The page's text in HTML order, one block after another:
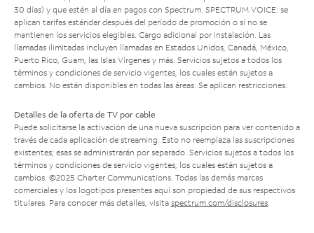
30 días) y que estén al día en pagos con Spectrum. SPECTRUM VOICE: se
aplican tarifas estándar después del período de promoción o si no se
mantienen los servicios elegibles. Cargo adicional por instalación. Las
llamadas ilimitadas incluyen llamadas en Estados Unidos, Canadá, México,
Puerto Rico, Guam, las Islas Vírgenes y más. Servicios sujetos a todos los
términos y condiciones de servicio vigentes, los cuales están sujetos a
cambios. No están disponibles en todas las áreas. Se aplican restricciones.
Detalles de la oferta de TV por cable
Puede solicitarse la activación de una nueva suscripción para ver contenido a
través de cada aplicación de streaming. Esto no reemplaza las suscripciones
existentes; esas se administrarán por separado. Servicios sujetos a todos los
términos y condiciones de servicio vigentes, los cuales están sujetos a
cambios. ©2025 Charter Communications. Todas las demás marcas
comerciales y los logotipos presentes aquí son propiedad de sus respectivos
titulares. Para conocer más detalles, visita spectrum.com/disclosures